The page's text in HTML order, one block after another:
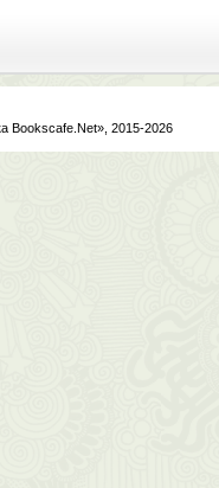
Bookscafe.Net», 2015-2026